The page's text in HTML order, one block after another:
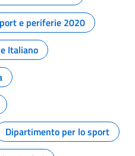
e periferie 2020
Italiano
Dipartimento per lo sport